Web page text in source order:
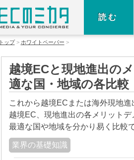
読む
トップ ホワイトペーパー
越境ECと現地進出の
適な国・地域の各比較
これから越境ECまたは海外現地
越境EC、現地進出の各メリット
最適な国や地域を分かり易く比較
業界の基礎知識